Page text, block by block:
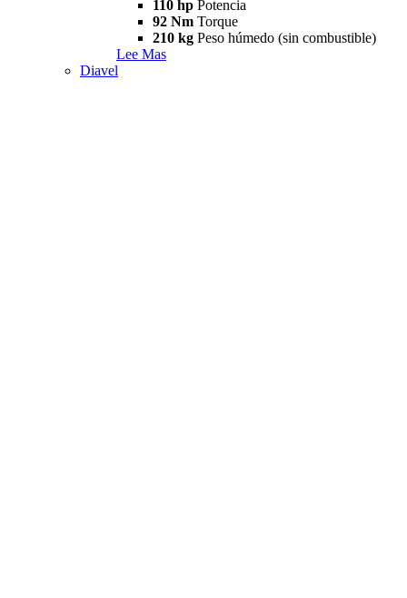
110 hp Potencia
92 Nm Torque
210 kg Peso húmedo (sin combustible)
Lee Mas
Diavel